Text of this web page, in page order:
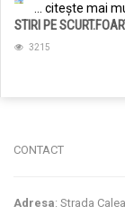
... citește mai
STIRI PE
3215
CONTACT
Adresa: Strada